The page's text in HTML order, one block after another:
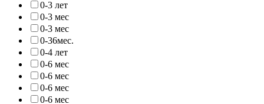
0-3 лет
0-3 мес
0-3 мес
0-36мес.
0-4 лет
0-6 мес
0-6 мес
0-6 мес
0-6 мес